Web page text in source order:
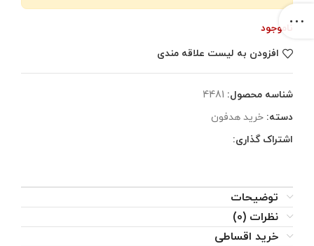
ناموجود
افزودن به لیست علاقه مندی
شناسه محصول: 4481
دسته: خرید هدفون
اشتراک گذاری:
توضیحات
نظرات (0)
خرید اقساطی